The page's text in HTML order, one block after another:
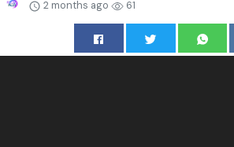
2 months ago 61